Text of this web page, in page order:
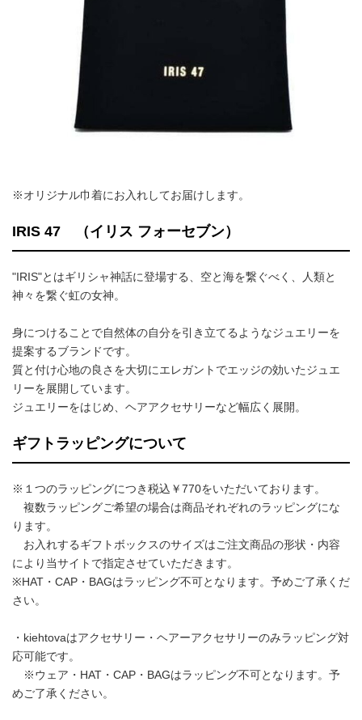
※オリジナル巾着にお入れしてお届けします。
IRIS 47 （イリス フォーセブン）
"IRIS"とはギリシャ神話に登場する、空と海を繋ぐべく、人類と
神々を繋ぐ虹の女神。
身につけることで自然体の自分を引き立てるようなジュエリーを
提案するブランドです。
質と付け心地の良さを大切にエレガントでエッジの効いたジュエ
リーを展開しています。
ジュエリーをはじめ、ヘアアクセサリーなど幅広く展開。
ギフトラッピングについて
※１つのラッピングにつき税込￥770をいただいております。
複数ラッピングご希望の場合は商品それぞれのラッピングにな
ります。
お入れするギフトボックスのサイズはご注文商品の形状・内容
により当サイトで指定させていただきます。
※HAT・CAP・BAGはラッピング不可となります。予めご了承くだ
さい。
・kiehtovaはアクセサリー・ヘアーアクセサリーのみラッピング対
応可能です。
※ウェア・HAT・CAP・BAGはラッピング不可となります。予
めご了承ください。